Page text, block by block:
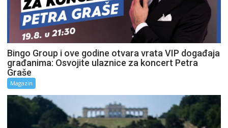
Bingo Group i ove godine otvara vrata VIP događaja
građanima: Osvojite ulaznice za koncert Petra
Graše
Magazin